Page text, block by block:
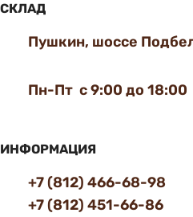
СКЛАД
Пушкин, шоссе
Пн-Пт с 9:00 до 18:00
ИНФОРМАЦИЯ
+7 (812) 466-68-98
+7 (812) 451-66-86